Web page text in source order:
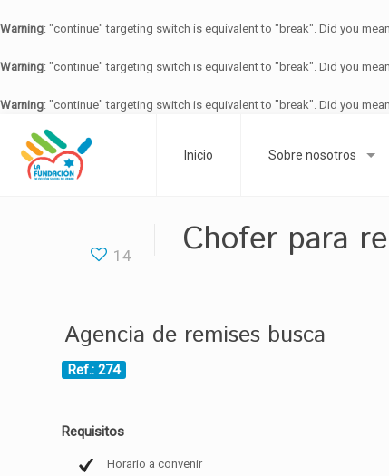
Warning: "continue" targeting switch is equivalent to "break". Did you
Warning: "continue" targeting switch is equivalent to "break". Did you
Warning: "continue" targeting switch is equivalent to "break". Did you
Inicio Sobre nosotros
14 Chofer para
Agencia de remises busca
Ref.: 274
Requisitos
Horario a convenir